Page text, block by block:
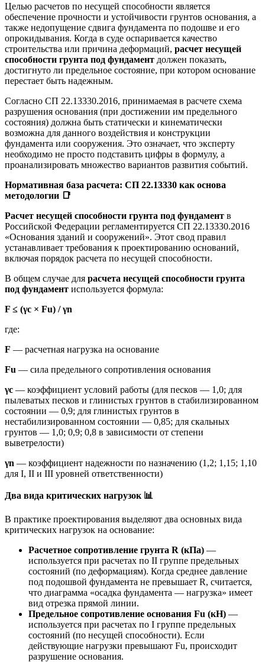
Целью расчетов по несущей способности является
обеспечение прочности и устойчивости грунтов основания, а
также недопущение сдвига фундамента по подошве и его
опрокидывания. Когда в суде оспаривается качество
строительства или причина деформаций, расчет несущей
способности грунта под фундамент должен показать,
достигнуто ли предельное состояние, при котором основание
перестает быть надежным.
Согласно СП 22.13330.2016, принимаемая в расчете схема
разрушения основания (при достижении им предельного
состояния) должна быть статически и кинематически
возможна для данного воздействия и конструкции
фундамента или сооружения. Это означает, что эксперту
необходимо не просто подставить цифры в формулу, а
проанализировать множество вариантов развития событий.
Нормативная база расчета: СП 22.13330 как основа
методологии 📑
Расчет несущей способности грунта под фундамент в
Российской Федерации регламентируется СП 22.13330.2016
«Основания зданий и сооружений». Этот свод правил
устанавливает требования к проектированию оснований,
включая порядок расчета по несущей способности.
В общем случае для расчета несущей способности грунта
под фундамент используется формула:
F ≤ (γc × Fu) / γn
где:
F — расчетная нагрузка на основание
Fu — сила предельного сопротивления основания
γc — коэффициент условий работы (для песков — 1,0; для
пылеватых песков и глинистых грунтов в стабилизированном
состоянии — 0,9; для глинистых грунтов в
нестабилизированном состоянии — 0,85; для скальных
грунтов — 1,0; 0,9; 0,8 в зависимости от степени
выветрелости)
γn — коэффициент надежности по назначению (1,2; 1,15; 1,10
для I, II и III уровней ответственности)
Два вида критических нагрузок 📊
В практике проектирования выделяют два основных вида
критических нагрузок на основание:
Расчетное сопротивление грунта R (кПа) —
используется при расчетах по II группе предельных
состояний (по деформациям). Когда среднее давление
под подошвой фундамента не превышает R, считается,
что диаграмма «осадка фундамента — нагрузка» имеет
вид отрезка прямой линии.
Предельное сопротивление основания Fu (кН) —
используется при расчетах по I группе предельных
состояний (по несущей способности). Если
действующие нагрузки превышают Fu, происходит
разрушение основания.